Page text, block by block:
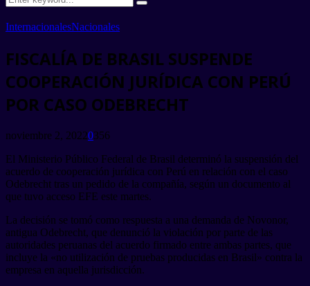
for:
Search
InternacionalesNacionales
FISCALÍA DE BRASIL SUSPENDE
COOPERACIÓN JURÍDICA CON PERÚ
POR CASO ODEBRECHT
noviembre 2, 20220356
El Ministerio Público Federal de Brasil determinó la suspensión del
acuerdo de cooperación jurídica con Perú en relación con el caso
Odebrecht tras un pedido de la compañía, según un documento al
que tuvo acceso EFE este martes.
La decisión se tomó como respuesta a una demanda de Novonor,
antigua Odebrecht, que denunció la violación por parte de las
autoridades peruanas del acuerdo firmado entre ambas partes, que
incluye la «no utilización de pruebas producidas en Brasil» contra la
empresa en aquella jurisdicción.